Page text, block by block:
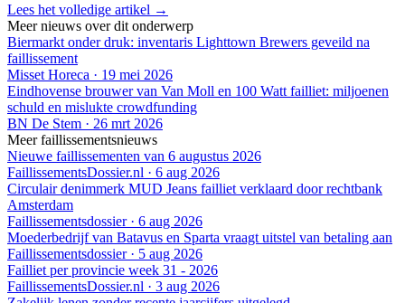
Lees het volledige artikel →
Meer nieuws over dit onderwerp
Biermarkt onder druk: inventaris Lighttown Brewers geveild na
faillissement
Misset Horeca · 19 mei 2026
Eindhovense brouwer van Van Moll en 100 Watt failliet: miljoenen
schuld en mislukte crowdfunding
BN De Stem · 26 mrt 2026
Meer faillissementsnieuws
Nieuwe faillissementen van 6 augustus 2026
FaillissementsDossier.nl · 6 aug 2026
Circulair denimmerk MUD Jeans failliet verklaard door rechtbank
Amsterdam
Faillissementsdossier· 6 aug 2026
Moederbedrijf van Batavus en Sparta vraagt uitstel van betaling aan
Faillissementsdossier· 5 aug 2026
Failliet per provincie week 31 - 2026
FaillissementsDossier.nl · 3 aug 2026